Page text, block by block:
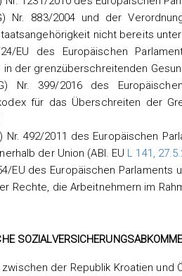
Nr. 883/2004 und der
nicht bereits
24/EU des Europäischen
der grenzüberschreitenden
Nr. 399/2016 des
für das Überschreiten der
Nr. 492/2011 des Europäischen
der Union (ABl. EU L 141,
EU des Europäischen Parlaments
Rechte, die Arbeitnehmern im
der Republik Kroatien